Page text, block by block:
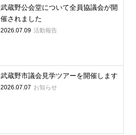
武蔵野公会堂について全員協議会が開
催されました
2026.07.09 活動報告
武蔵野市議会見学ツアーを開催します
2026.07.07 お知らせ